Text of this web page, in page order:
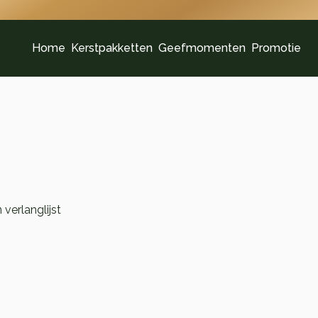
Home Kerstpakketten Geefmomenten Promotie
verlanglijst